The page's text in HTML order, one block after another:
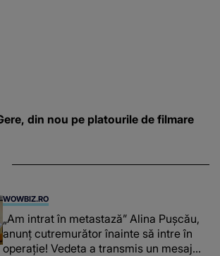
din nou pe platourile de filmare
WOWBIZ.RO
„Am intrat în metastază” Alina Pușcău,
anunț cutremurător înainte să intre în
operație! Vedeta a transmis un mesaj